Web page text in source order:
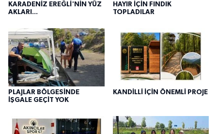
KARADENİZ EREĞLİ'NİN YÜZ
AKLARI...
HAYIR İÇİN FINDIK
TOPLADILAR
PLAJLAR BÖLGESİNDE
İŞGALE GEÇİT YOK
KANDİLLİ İÇİN ÖNEMLİ PROJE